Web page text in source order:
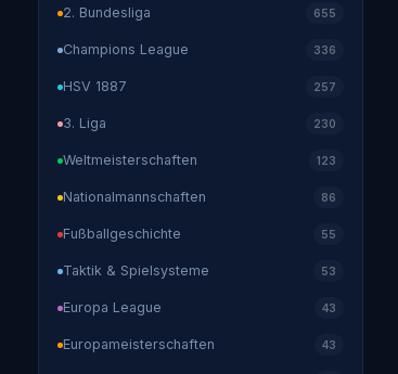
2. Bundesliga 655
Champions League 336
HSV 1887 257
3. Liga 230
Weltmeisterschaften 123
Nationalmannschaften 86
Fußballgeschichte 55
Taktik & Spielsysteme 53
Europa League 43
Europameisterschaften 43